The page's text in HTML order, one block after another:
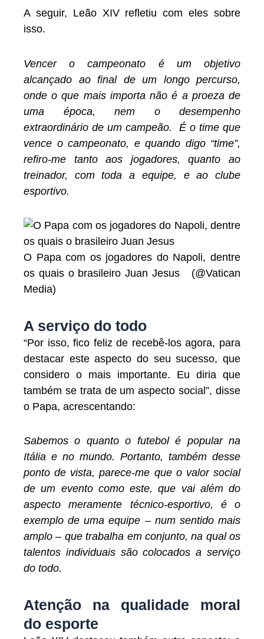
A seguir, Leão XIV refletiu com eles sobre
isso.
Vencer o campeonato é um objetivo
alcançado ao final de um longo percurso,
onde o que mais importa não é a proeza de
uma época, nem o desempenho
extraordinário de um campeão. É o time que
vence o campeonato, e quando digo “time”,
refiro-me tanto aos jogadores, quanto ao
treinador, com toda a equipe, e ao clube
esportivo.
O Papa com os jogadores do Napoli, dentre
os quais o brasileiro Juan Jesus (@Vatican
Media)
A serviço do todo
“Por isso, fico feliz de recebê-los agora, para
destacar este aspecto do seu sucesso, que
considero o mais importante. Eu diria que
também se trata de um aspecto social”, disse
o Papa, acrescentando:
Sabemos o quanto o futebol é popular na
Itália e no mundo. Portanto, também desse
ponto de vista, parece-me que o valor social
de um evento como este, que vai além do
aspecto meramente técnico-esportivo, é o
exemplo de uma equipe – num sentido mais
amplo – que trabalha em conjunto, na qual os
talentos individuais são colocados a serviço
do todo.
Atenção na qualidade moral
do esporte